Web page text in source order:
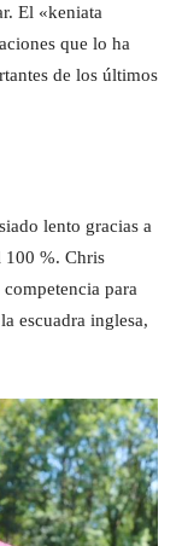
El «keniata
que lo ha
de los últimos
lento gracias a
100 %. Chris
para
escuadra inglesa,